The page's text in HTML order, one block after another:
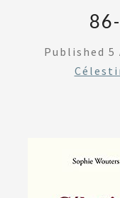
Published 5